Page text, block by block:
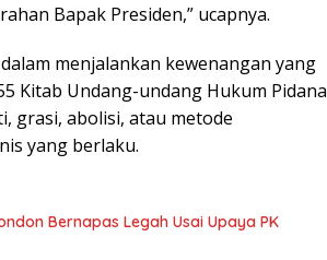
Bapak Presiden,” ucapnya.
menjalankan kewenangan yang
Kitab Undang-undang Hukum Pidana
grasi, abolisi, atau metode
yang berlaku.
Bernapas Legah Usai Upaya PK